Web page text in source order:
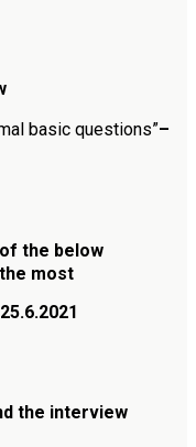
basic questions”–
of the below
most
the interview